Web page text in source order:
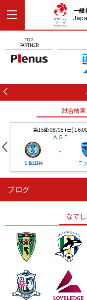
一般
TOP
PARTNER
試合結果
第15節 08/08 (土) 16:00
ＡＧＦ
Ｓ世田谷
-
ニ
ニッパツ
ニッパツ 名
ブログ
なで